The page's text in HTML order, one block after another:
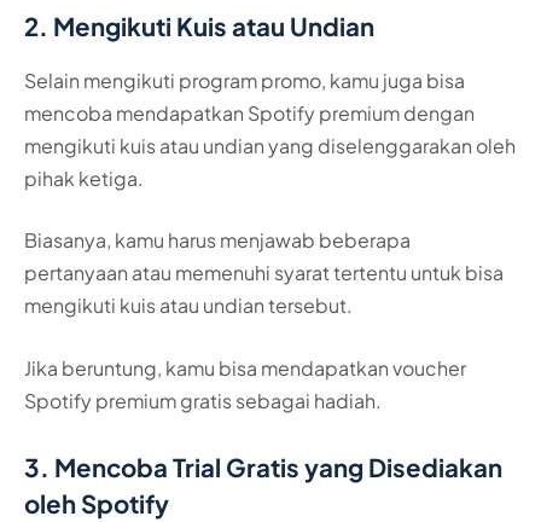
2. Mengikuti Kuis atau Undian
Selain mengikuti program promo, kamu juga bisa
mencoba mendapatkan Spotify premium dengan
mengikuti kuis atau undian yang diselenggarakan oleh
pihak ketiga.
Biasanya, kamu harus menjawab beberapa
pertanyaan atau memenuhi syarat tertentu untuk bisa
mengikuti kuis atau undian tersebut.
Jika beruntung, kamu bisa mendapatkan voucher
Spotify premium gratis sebagai hadiah.
3. Mencoba Trial Gratis yang Disediakan
oleh Spotify